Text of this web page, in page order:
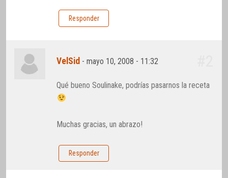
Responder
VelSid -mayo 10, 2008 - 11:32
Qué bueno Soulinake, podrías pasarnos la receta
Muchas gracias, un abrazo!
Responder